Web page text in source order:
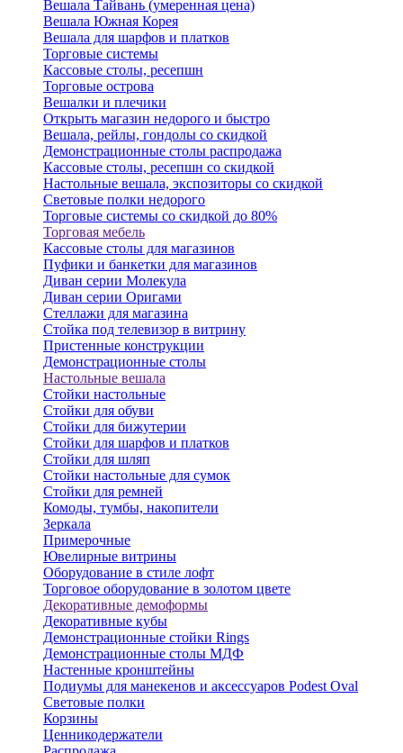
Вешала Тайвань (умеренная цена)
Вешала Южная Корея
Вешала для шарфов и платков
Торговые системы
Кассовые столы, ресепшн
Торговые острова
Вешалки и плечики
Открыть магазин недорого и быстро
Вешала, рейлы, гондолы со скидкой
Демонстрационные столы распродажа
Кассовые столы, ресепшн со скидкой
Настольные вешала, экспозиторы со скидкой
Световые полки недорого
Торговые системы со скидкой до 80%
Торговая мебель
Кассовые столы для магазинов
Пуфики и банкетки для магазинов
Диван серии Молекула
Диван серии Оригами
Стеллажи для магазина
Стойка под телевизор в витрину
Пристенные конструкции
Демонстрационные столы
Настольные вешала
Стойки настольные
Стойки для обуви
Стойки для бижутерии
Стойки для шарфов и платков
Стойки для шляп
Стойки настольные для сумок
Стойки для ремней
Комоды, тумбы, накопители
Зеркала
Примерочные
Ювелирные витрины
Оборудование в стиле лофт
Торговое оборудование в золотом цвете
Декоративные демоформы
Декоративные кубы
Демонстрационные стойки Rings
Демонстрационные столы МДФ
Настенные кронштейны
Подиумы для манекенов и аксессуаров Podest Oval
Световые полки
Корзины
Ценникодержатели